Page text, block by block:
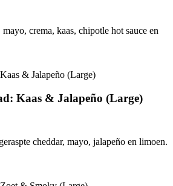
crema, kaas, chipotle hot sauce en
Kaas & Jalapeño (Large)
cheddar, mayo, jalapeño en limoen.